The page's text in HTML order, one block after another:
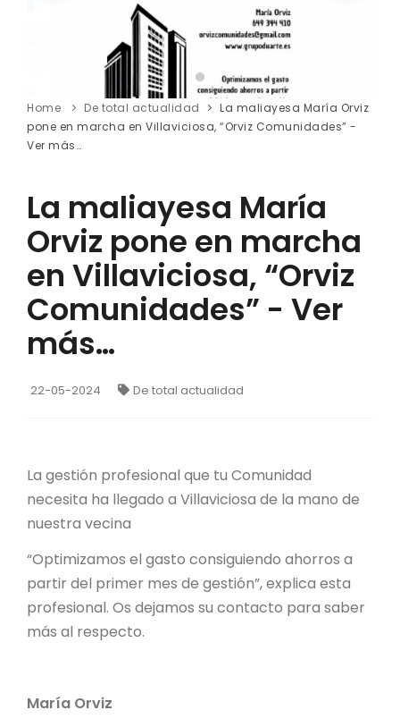
Home De total actualidad
La maliayesa María Orviz
pone en marcha en Villaviciosa, “Orviz Comunidades” -
Ver más…
La maliayesa María
Orviz pone en marcha
en Villaviciosa, “Orviz
Comunidades” - Ver
más…
22-05-2024 De total actualidad
La gestión profesional que tu Comunidad
necesita ha llegado a Villaviciosa de la mano de
nuestra vecina
“Optimizamos el gasto consiguiendo ahorros a
partir del primer mes de gestión”, explica esta
profesional. Os dejamos su contacto para saber
más al respecto.
María Orviz